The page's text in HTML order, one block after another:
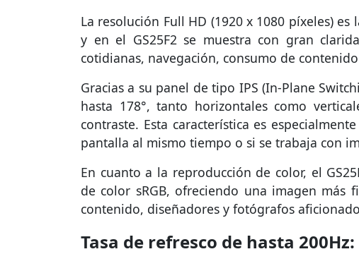
La resolución Full HD (1920 x 1080 píxeles)
y en el GS25F2 se muestra con gran
cotidianas, navegación, consumo de
Gracias a su panel de tipo IPS (In-Plane
hasta 178°, tanto horizontales como
contraste. Esta característica es
pantalla al mismo tiempo o si se trabaja con
En cuanto a la reproducción de color, el
de color sRGB, ofreciendo una imagen
contenido, diseñadores y fotógrafos
Tasa de refresco de hasta